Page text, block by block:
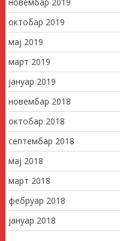
октобар 2019
мај 2019
март 2019
јануар 2019
новембар 2018
октобар 2018
септембар 2018
мај 2018
март 2018
фебруар 2018
јануар 2018